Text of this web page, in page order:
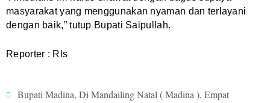
masyarakat yang menggunakan nyaman dan terlayani
dengan baik,” tutup Bupati Saipullah.
Reporter : Rls
Bupati Madina, Di Mandailing Natal ( Madina ), Empat